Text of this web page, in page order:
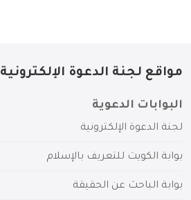
مواقع لجنة الدعوة الإلكترونية
البوابات الدعوية
لجنة الدعوة الإلكترونية
بوابة الكويت للتعريف بالإسلام
بوابة الباحث عن الحقيقة